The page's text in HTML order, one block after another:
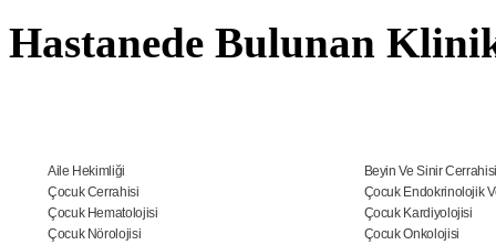
Hastanede Bulunan
Aile Hekimliği
Beyin Ve Sinir Cerrahisi
Çocuk Cerrahisi
Çocuk Endokrinolojik
Çocuk Hematolojisi
Çocuk Kardiyolojisi
Çocuk Nörolojisi
Çocuk Onkolojisi